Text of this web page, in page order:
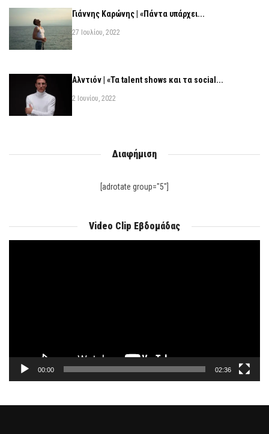
Γιάννης Καρώνης | «Πάντα υπάρχει...
27 Ιουλίου, 2022
Αλντιόν | «Τα talent shows και τα social...
2 Ιουνίου, 2022
Διαφήμιση
[adrotate group="5"]
Video Clip Εβδομάδας
00:00 02:36